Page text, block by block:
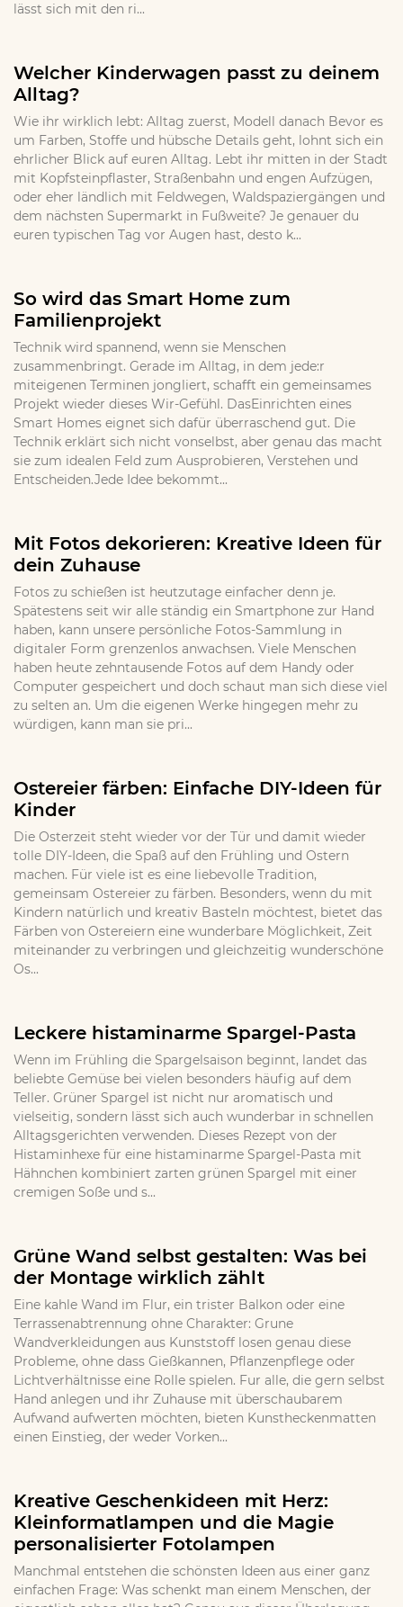
lässt sich mit den ri...
Welcher Kinderwagen passt zu deinem
Alltag?
Wie ihr wirklich lebt: Alltag zuerst, Modell danach Bevor es
um Farben, Stoffe und hübsche Details geht, lohnt sich ein
ehrlicher Blick auf euren Alltag. Lebt ihr mitten in der Stadt
mit Kopfsteinpflaster, Straßenbahn und engen Aufzügen,
oder eher ländlich mit Feldwegen, Waldspaziergängen und
dem nächsten Supermarkt in Fußweite? Je genauer du
euren typischen Tag vor Augen hast, desto k...
So wird das Smart Home zum
Familienprojekt
Technik wird spannend, wenn sie Menschen
zusammenbringt. Gerade im Alltag, in dem jede:r
miteigenen Terminen jongliert, schafft ein gemeinsames
Projekt wieder dieses Wir-Gefühl. DasEinrichten eines
Smart Homes eignet sich dafür überraschend gut. Die
Technik erklärt sich nicht vonselbst, aber genau das macht
sie zum idealen Feld zum Ausprobieren, Verstehen und
Entscheiden.Jede Idee bekommt...
Mit Fotos dekorieren: Kreative Ideen für
dein Zuhause
Fotos zu schießen ist heutzutage einfacher denn je.
Spätestens seit wir alle ständig ein Smartphone zur Hand
haben, kann unsere persönliche Fotos-Sammlung in
digitaler Form grenzenlos anwachsen. Viele Menschen
haben heute zehntausende Fotos auf dem Handy oder
Computer gespeichert und doch schaut man sich diese viel
zu selten an. Um die eigenen Werke hingegen mehr zu
würdigen, kann man sie pri...
Ostereier färben: Einfache DIY-Ideen für
Kinder
Die Osterzeit steht wieder vor der Tür und damit wieder
tolle DIY-Ideen, die Spaß auf den Frühling und Ostern
machen. Für viele ist es eine liebevolle Tradition,
gemeinsam Ostereier zu färben. Besonders, wenn du mit
Kindern natürlich und kreativ Basteln möchtest, bietet das
Färben von Ostereiern eine wunderbare Möglichkeit, Zeit
miteinander zu verbringen und gleichzeitig wunderschöne
Os...
Leckere histaminarme Spargel-Pasta
Wenn im Frühling die Spargelsaison beginnt, landet das
beliebte Gemüse bei vielen besonders häufig auf dem
Teller. Grüner Spargel ist nicht nur aromatisch und
vielseitig, sondern lässt sich auch wunderbar in schnellen
Alltagsgerichten verwenden. Dieses Rezept von der
Histaminhexe für eine histaminarme Spargel-Pasta mit
Hähnchen kombiniert zarten grünen Spargel mit einer
cremigen Soße und s...
Grüne Wand selbst gestalten: Was bei
der Montage wirklich zählt
Eine kahle Wand im Flur, ein trister Balkon oder eine
Terrassenabtrennung ohne Charakter: Grune
Wandverkleidungen aus Kunststoff losen genau diese
Probleme, ohne dass Gießkannen, Pflanzenpflege oder
Lichtverhältnisse eine Rolle spielen. Fur alle, die gern selbst
Hand anlegen und ihr Zuhause mit überschaubarem
Aufwand aufwerten möchten, bieten Kunstheckenmatten
einen Einstieg, der weder Vorken...
Kreative Geschenkideen mit Herz:
Kleinformatlampen und die Magie
personalisierter Fotolampen
Manchmal entstehen die schönsten Ideen aus einer ganz
einfachen Frage: Was schenkt man einem Menschen, der